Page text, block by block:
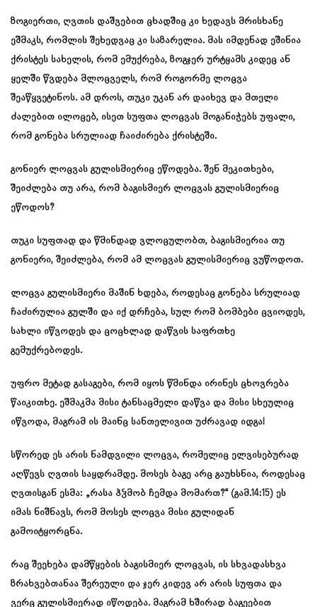
ზოგიერთი, ღვთის დაშვებით ცხადშიც კი ხედავს მრისხანე
ეშმაკს, რომლის შეხედვაც კი საზარელია. მას იმდენად ეშინია
ქრისტეს სახელის, რომ ემუქრება, ზოგჯერ ურტყამს კიდეც ან
ყელში წვდება მლოცველს, რომ როგორმე ლოცვა
შეაწყვეტინოს. ამ დროს, თუკი უკან არ დაიხევ და მთელი
ძალებით ილოცებ, ისეთ სუფთა ლოცვას მოგანიჭებს უფალი,
რომ გონება სრულიად ჩაიძირება ქრისტეში.
გონიერ ლოცვას გულისმიერიც ეწოდება. შენ მეკითხები,
შეიძლება თუ არა, რომ ბაგისმიერ ლოცვას გულისმიერიც
ეწოდოს?
თუკი სუფთად და წმინდად ვლოცულობთ, ბაგისმიერია თუ
გონიერი, შეიძლება, რომ ამ ლოცვას გულისმიერიც ვუწოდოთ.
ლოცვა გულისმიერი მაშინ ხდება, როდესაც გონება სრულიად
ჩაძირულია გულში და იქ დრჩება, სულ რომ ბომბები ცვიოდეს,
სახლი იწვოდეს და ცოცხლად დაწვის საფრთხე
გემუქრებოდეს.
უფრო მეტად გასაგები, რომ იყოს წმინდა ირინეს ცხოვრება
წაიკითხე. ეშმაკმა მისი ტანსაცმელი დაწვა და მისი სხეულიც
იწვოდა, მაგრამ ის მაინც სანთელივით უძრავად იდგა!
სწორედ ეს არის ნამდვილი ლოცვა, რომელიც ელვისებურად
აღწევს ღვთის საყდრამდე. მოსეს ბაგე არც გაუხსნია, როდესაც
ღვთისგან ესმა: „რასა ჰჴმობ ჩემდა მომართ?“ (გამ.14:15) ეს
იმას ნიშნავს, რომ მოსეს ლოცვა მისი გულიდან
გამოიტყორცნა.
რაც შეეხება დამწყების ბაგისმიერ ლოცვას, ის სხვადასხვა
ზრახვებთანაა შერეული და ჯერ კიდევ არ არის სუფთა და
ვერც გულისმიერად იწოდება. მაგრამ ხშირად ბაგეებით